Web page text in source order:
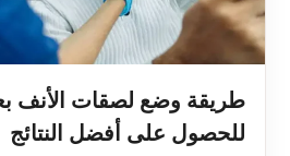
طريقة وضع لصقات الأنف
للحصول على أفضل النتائج